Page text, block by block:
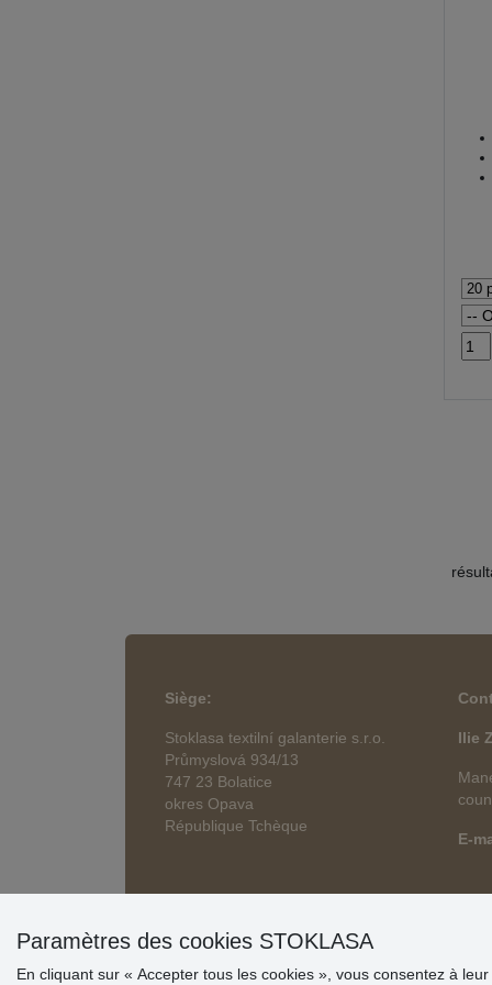
Siège:
Stoklasa textilní galanterie s.r.o.
Průmyslová 934/13
747 23 Bolatice
okres Opava
République Tchèque
Ilie
E-
Paramètres des cookies STOKLASA
En cliquant sur « Accepter tous les cookies », vous consentez à